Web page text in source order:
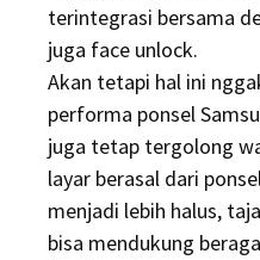
terintegrasi bersama
juga face unlock.
Akan tetapi hal ini
performa ponsel
juga tetap tergolong
layar berasal dari
menjadi lebih halus,
bisa mendukung